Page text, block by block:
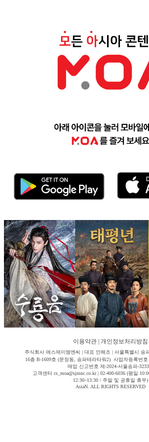
이용약관 개인정보처리방침
주식회사 에스제이엠엔씨 | 대표 안해조 | 서울특별시 송
16층 B-1609호 (문정동, 송파테라타워2) 사업자등록번호
매업 신고번호 제-2024-서울송파-
고객센터 cs_moa@sjmnc.co.kr | 02-400-6036 (평일
12:30~13:30 / 주말 및 공휴일 휴무)
AsiaN. ALL RIGHTS RESERVED